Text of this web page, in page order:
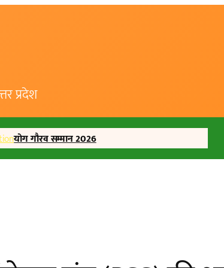
प्रदेश
योग गौरव सम्मान 2026